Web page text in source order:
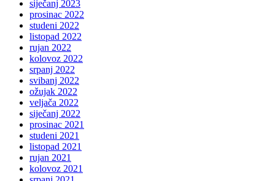
siječanj 2023
prosinac 2022
studeni 2022
listopad 2022
rujan 2022
kolovoz 2022
srpanj 2022
svibanj 2022
ožujak 2022
veljača 2022
siječanj 2022
prosinac 2021
studeni 2021
listopad 2021
rujan 2021
kolovoz 2021